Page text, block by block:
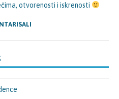
otvorenosti i iskrenosti